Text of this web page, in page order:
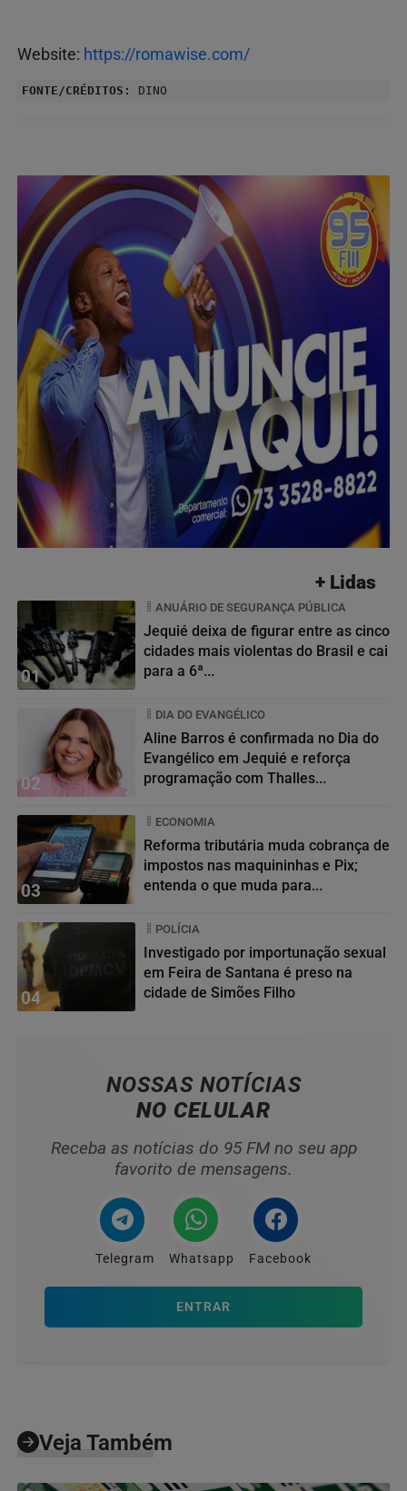
Website: https://romawise.com/
FONTE/CRÉDITOS: DINO
+ Lidas
01
ANUÁRIO DE SEGURANÇA PÚBLICA
Jequié deixa de figurar entre as cinco
cidades mais violentas do Brasil e cai
para a 6ª...
02
DIA DO EVANGÉLICO
Aline Barros é confirmada no Dia do
Evangélico em Jequié e reforça
programação com Thalles...
03
ECONOMIA
Reforma tributária muda cobrança de
impostos nas maquininhas e Pix;
entenda o que muda para...
04
POLÍCIA
Investigado por importunação sexual
em Feira de Santana é preso na
cidade de Simões Filho
NOSSAS NOTÍCIAS
NO CELULAR
Receba as notícias do 95 FM no seu app
favorito de mensagens.
Telegram Whatsapp Facebook
ENTRAR
Veja Também